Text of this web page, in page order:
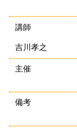
講師
吉川孝之
主催
備考